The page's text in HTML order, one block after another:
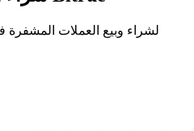
تحليل البيانات الضخمة بما في